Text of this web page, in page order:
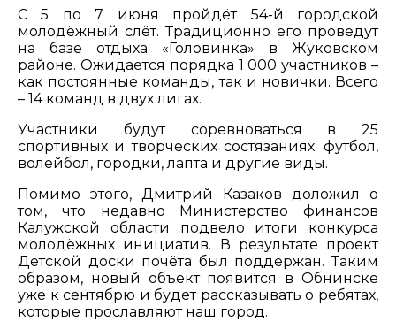
С 5 по 7 июня пройдёт 54-й городской
молодёжный слёт. Традиционно его проведут
на базе отдыха «Головинка» в Жуковском
районе. Ожидается порядка 1 000 участников –
как постоянные команды, так и новички. Всего
– 14 команд в двух лигах.
Участники будут соревноваться в 25
спортивных и творческих состязаниях: футбол,
волейбол, городки, лапта и другие виды.
Помимо этого, Дмитрий Казаков доложил о
том, что недавно Министерство финансов
Калужской области подвело итоги конкурса
молодёжных инициатив. В результате проект
Детской доски почёта был поддержан. Таким
образом, новый объект появится в Обнинске
уже к сентябрю и будет рассказывать о ребятах,
которые прославляют наш город.